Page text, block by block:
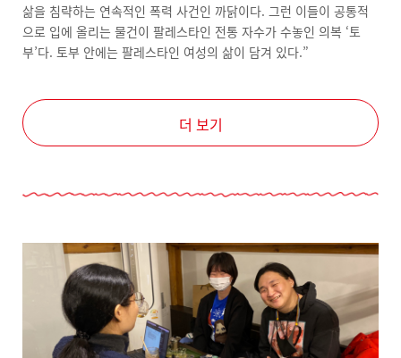
삶을 침략하는 연속적인 폭력 사건인 까닭이다. 그런 이들이 공통적
으로 입에 올리는 물건이 팔레스타인 전통 자수가 수놓인 의복 ‘토
부’다. 토부 안에는 팔레스타인 여성의 삶이 담겨 있다.”
더 보기